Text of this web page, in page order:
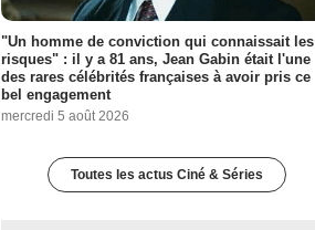
"Un homme de conviction qui connaissait les
risques" : il y a 81 ans, Jean Gabin était l'une
des rares célébrités françaises à avoir pris ce
bel engagement
mercredi 5 août 2026
Toutes les actus Ciné & Séries